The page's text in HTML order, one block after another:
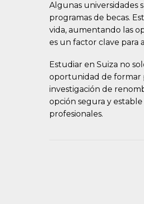
Algunas universidades
programas de becas.
vida, aumentando las
es un factor clave para
Estudiar en Suiza no
oportunidad de formar
investigación de
opción segura y
profesionales.